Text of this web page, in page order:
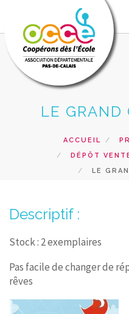
L'OCCE 62
RESSOURCES ET
RECHERCHER
CONTACT
LE GRAND
ACCUEIL
DÉPÔT
LE
Descriptif :
Stock : 2 exemplaires
Pas facile de changer de
rêves